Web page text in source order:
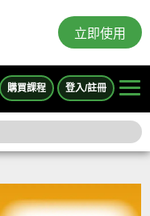
立即使用
購買課程 登入/註冊